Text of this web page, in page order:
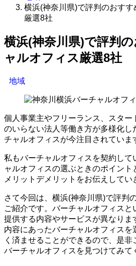
横浜(神奈川県)で評判のおす
厳選8社
横浜(神奈川県)で評判
ャルオフィス厳選8社
地域
個人事業主やフリーランス、スター
のいらない法人等働き方が多様化し
チャルオフィスが今注目されていま
私もバーチャルオフィスを契約して
ャルオフィスの選ぶときのポイン
メリットデメリットをお伝えしてい
さて今回は、横浜(神奈川県)で評判
ご紹介です。バーチャルオフィスと
提供する内容やサービスが異なりま
内容にあったバーチャルオフィス
く済ませることができるので、是
バーチャルオフィスを見つけてみて